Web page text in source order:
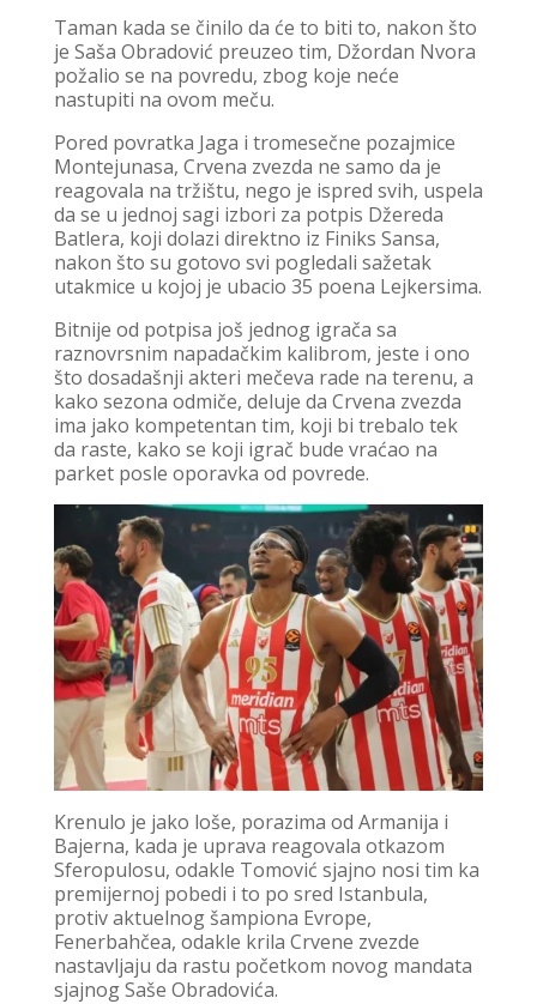
Taman kada se činilo da će to biti to, nakon što
je Saša Obradović preuzeo tim, Džordan Nvora
požalio se na povredu, zbog koje neće
nastupiti na ovom meču.
Pored povratka Jaga i tromesečne pozajmice
Montejunasa, Crvena zvezda ne samo da je
reagovala na tržištu, nego je ispred svih, uspela
da se u jednoj sagi izbori za potpis Džereda
Batlera, koji dolazi direktno iz Finiks Sansa,
nakon što su gotovo svi pogledali sažetak
utakmice u kojoj je ubacio 35 poena Lejkersima.
Bitnije od potpisa još jednog igrača sa
raznovrsnim napadačkim kalibrom, jeste i ono
što dosadašnji akteri mečeva rade na terenu, a
kako sezona odmiče, deluje da Crvena zvezda
ima jako kompetentan tim, koji bi trebalo tek
da raste, kako se koji igrač bude vraćao na
parket posle oporavka od povrede.
Krenulo je jako loše, porazima od Armanija i
Bajerna, kada je uprava reagovala otkazom
Sferopulosu, odakle Tomović sjajno nosi tim ka
premijernoj pobedi i to po sred Istanbula,
protiv aktuelnog šampiona Evrope,
Fenerbahčea, odakle krila Crvene zvezde
nastavljaju da rastu početkom novog mandata
sjajnog Saše Obradovića.